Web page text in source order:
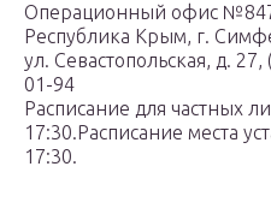
Операционный офис
Республика Крым, г.
ул. Севастопольская, д.
01-94
Расписание для частных
17:30.Расписание места
17:30.